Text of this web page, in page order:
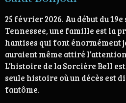
25 février 2026. Au début du
Tennessee, une famille est la
hantises qui font énormément
auraient même attiré
L’histoire de la Sorcière Bell
seule histoire où un décès est
fantôme.